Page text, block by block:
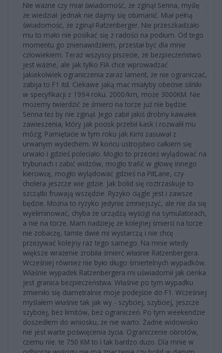
Nie ważne czy miał świadomość, że zginął Senna, myślę
że wiedział. Jednak nie dajmy się otumanić. Miał pełną
świadomość, że zginął Ratzenberger. Nie przeszkadzało
mu to mało nie posikać się z radości na podium. Od tego
momentu go znienawidziłem, przestał być dla mnie
człowiekiem. Teraz wszyscy piszecie, że bezpieczeństwo
jest ważne, ale jak tylko FIA chce wprowadzać
jakiekolwiek ograniczenia zaraz lament, że nie ograniczać,
zabija to F1 itd. Ciekawe jaką mac miałyby obecnie silniki
w specyfikacji z 1994 roku. 2000/km, może 3000KM. Nie
możemy twierdzić że śmierci na torze już nie będzie.
Senna też by nie zginął. Jego zabił jakiś drobny kawałek
zawieszenia, który jak pocisk przebił kask i rozwalił mu
mózg. Pamiętacie w tym roku jak Kimi zasuwał z
urwanym wydechem. W końcu ustrojstwo całkiem się
urwało i gdzieś poleciało. Mogło to przecież wylądować na
trybunach i zabić widzów, mogło trafić w głowę innego
kierowcę, mogło wylądować gdzieś na PitLane, czy
cholera jeszcze wie gdzie. Jak bolid się roztrzaskuje to
szczątki fruwają wszędzie. Ryzyko ciągle jest i zawsze
będzie. Można to ryzyko jedynie zmniejszyć, ale nie da się
wyeliminować, chyba że urządzą wyścigi na symulatorach,
a nie na torze. Mam nadzieję że kolejnej śmierci na torze
nie zobaczę, tamte dwie mi wystarczą i nie chcę
przeżywać kolejny raz tego samego. Na mnie wtedy
większe wrażenie zrobiła śmierć właśnie Ratzenbergera.
Wcześniej również nie było długo śmiertelnych wypadków.
Właśnie wypadek Ratzenbergera mi uświadomił jak cienka
jest granica bezpieczeństwa. Właśnie po tym wypadku
zmieniło się diametralnie moje podejście do F1. Wcześniej
myślałem właśnie tak jak wy - szybciej, szybciej, jeszcze
szybciej, bez limitów, bez ograniczeń. Po tym weekendzie
doszedłem do wniosku, że nie warto. Żadne widowisko
nie jest warte poświęcenia życia. Ograniczenie obrotów,
czemu nie. te 750 KM to i tak bardzo dużo. Dla mnie w